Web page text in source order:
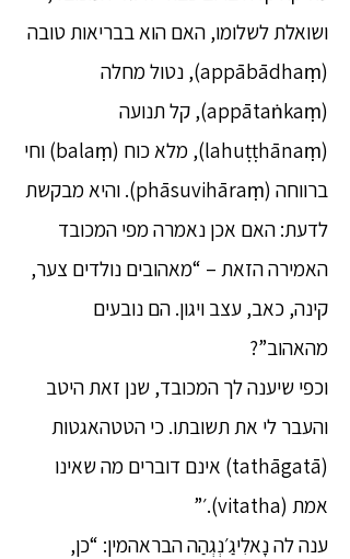
ושואלת לשלומו, האם הוא בבריאות טובה
(appābādhaṃ), נטול מחלה
(appātaṅkaṃ), קל תנועה
(lahuṭṭhānaṃ), מלא כוח (balaṃ) וחי
ברווחה (phāsuvihāraṃ). והיא מבקשת
לדעת: האם אכן נאמרה מפי המכובד
האמירה הזאת – “מאהובים נולדים צער,
קינה, כאב, עצב ויגון. הם נובעים
מהאהוב”?
וכפי שיענה לך המכובד, שנן זאת היטב
והעבר לי את תשובתו. כי הטטהאגטות
(tathāgatā) אינם דוברים מה שאינו
אמת (vitatha).׳”
ענה לה נָאלִיגַ׳נְגְהַה הבראהמין: “כן,